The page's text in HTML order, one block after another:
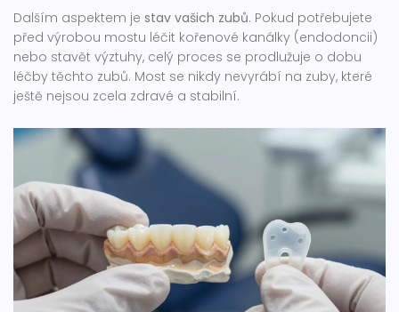
Dalším aspektem je stav vašich zubů. Pokud potřebujete
před výrobou mostu léčit kořenové kanálky (endodoncii)
nebo stavět výztuhy, celý proces se prodlužuje o dobu
léčby těchto zubů. Most se nikdy nevyrábí na zuby, které
ještě nejsou zcela zdravé a stabilní.